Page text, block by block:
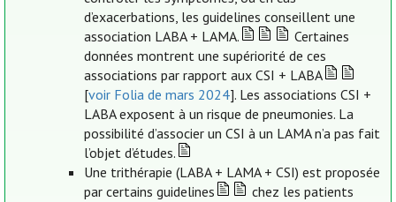
d’exacerbations, les guidelines conseillent une
association LABA + LAMA.
Certaines
données montrent une supériorité de ces
associations par rapport aux CSI + LABA
[voir Folia de mars 2024]. Les associations CSI +
LABA exposent à un risque de pneumonies. La
possibilité d’associer un CSI à un LAMA n’a pas fait
l’objet d’études.
Une trithérapie (LABA + LAMA + CSI) est proposée
par certains guidelines
chez les patients